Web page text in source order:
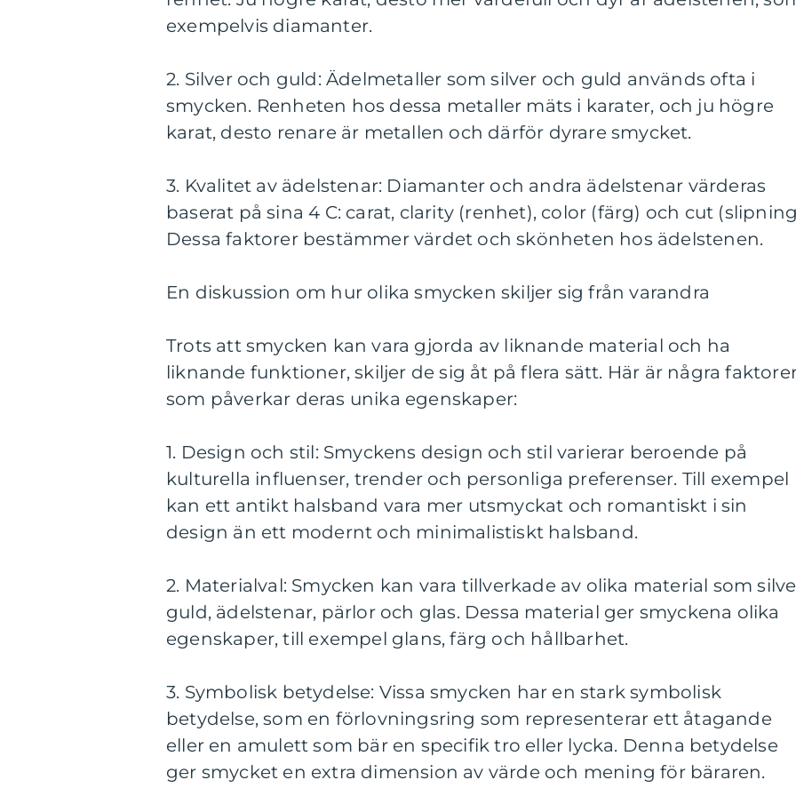
exempelvis diamanter.
2. Silver och guld: Ädelmetaller som silver och guld används ofta i
smycken. Renheten hos dessa metaller mäts i karater, och ju högre
karat, desto renare är metallen och därför dyrare smycket.
3. Kvalitet av ädelstenar: Diamanter och andra ädelstenar värderas
baserat på sina 4 C: carat, clarity (renhet), color (färg) och cut
Dessa faktorer bestämmer värdet och skönheten hos ädelstenen.
En diskussion om hur olika smycken skiljer sig från varandra
Trots att smycken kan vara gjorda av liknande material och ha
liknande funktioner, skiljer de sig åt på flera sätt. Här är några
som påverkar deras unika egenskaper:
1. Design och stil: Smyckens design och stil varierar beroende på
kulturella influenser, trender och personliga preferenser. Till exempel
kan ett antikt halsband vara mer utsmyckat och romantiskt i sin
design än ett modernt och minimalistiskt halsband.
2. Materialval: Smycken kan vara tillverkade av olika material som
guld, ädelstenar, pärlor och glas. Dessa material ger smyckena olika
egenskaper, till exempel glans, färg och hållbarhet.
3. Symbolisk betydelse: Vissa smycken har en stark symbolisk
betydelse, som en förlovningsring som representerar ett åtagande
eller en amulett som bär en specifik tro eller lycka. Denna betydelse
ger smycket en extra dimension av värde och mening för bäraren.